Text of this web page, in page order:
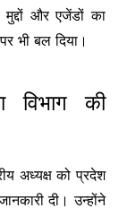
मुद्दों और एजेंडों का
भी बल दिया।
विभाग की
अध्यक्ष को प्रदेश
दी। उन्होंने